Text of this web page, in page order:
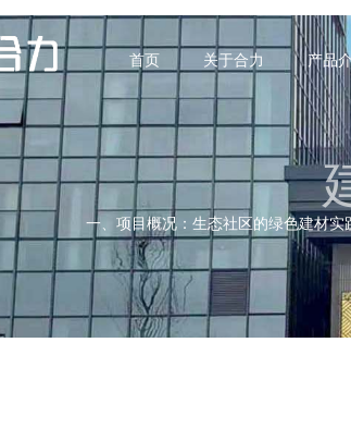
首页 关于合力 产品
一、项目概况：生态社区的绿色建材